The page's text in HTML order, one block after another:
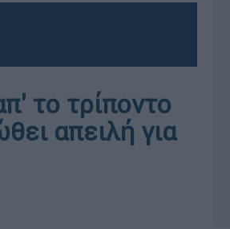
το τρίποντο
απειλή για